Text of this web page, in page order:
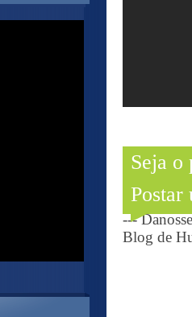
Seja o
Postar
---
Blog de